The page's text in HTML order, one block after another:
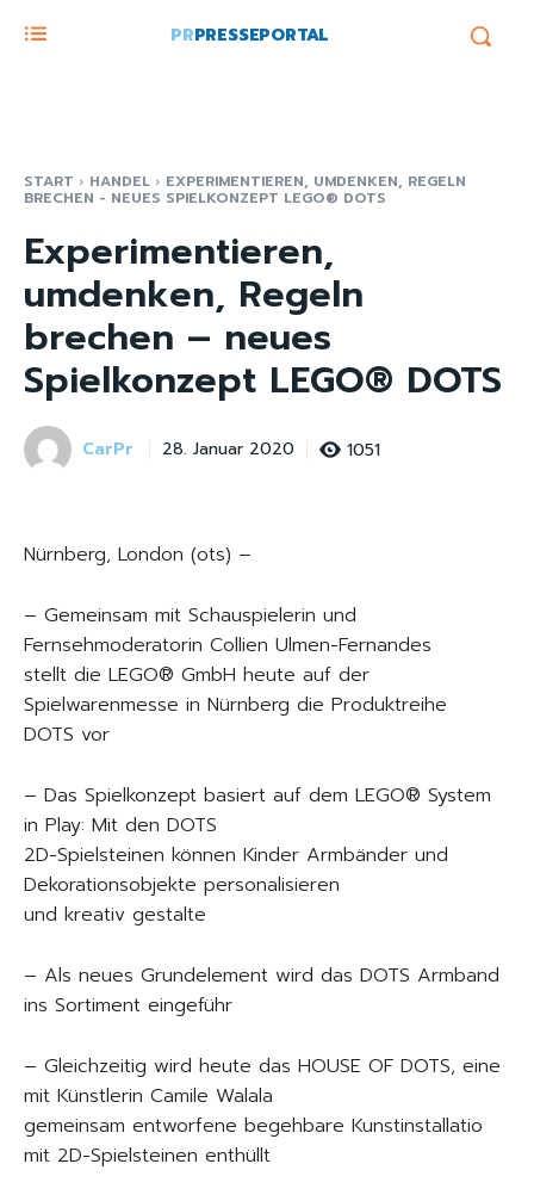
PRPRESSEPORTAL
START HANDEL EXPERIMENTIEREN, UMDENKEN, REGELN
BRECHEN - NEUES SPIELKONZEPT LEGO® DOTS
Experimentieren,
umdenken, Regeln
brechen – neues
Spielkonzept LEGO® DOTS
CarPr 28. Januar 2020 1051
Nürnberg, London (ots) –
– Gemeinsam mit Schauspielerin und
Fernsehmoderatorin Collien Ulmen-Fernandes
stellt die LEGO® GmbH heute auf der
Spielwarenmesse in Nürnberg die Produktreihe
DOTS vor
– Das Spielkonzept basiert auf dem LEGO® System
in Play: Mit den DOTS
2D-Spielsteinen können Kinder Armbänder und
Dekorationsobjekte personalisieren
und kreativ gestalte
– Als neues Grundelement wird das DOTS Armband
ins Sortiment eingeführ
– Gleichzeitig wird heute das HOUSE OF DOTS, eine
mit Künstlerin Camile Walala
gemeinsam entworfene begehbare Kunstinstallatio
mit 2D-Spielsteinen enthüllt